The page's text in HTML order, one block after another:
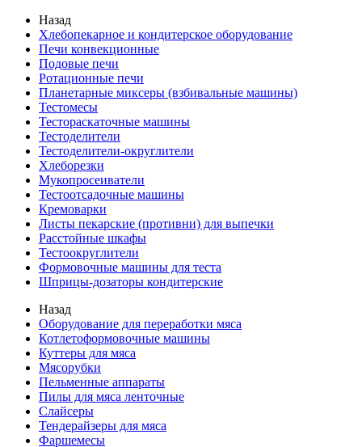
Назад
Хлебопекарное и кондитерское оборудование
Печи конвекционные
Подовые печи
Ротационные печи
Планетарные миксеры (взбивальные машины)
Тестомесы
Тестораскаточные машины
Тестоделители
Тестоделители-округлители
Хлеборезки
Мукопросеиватели
Тестоотсадочные машины
Кремоварки
Листы пекарские (противни) для выпечки
Расстойные шкафы
Тестоокруглители
Формовочные машины для теста
Шприцы-дозаторы кондитерские
Назад
Оборудование для переработки мяса
Котлетоформовочные машины
Куттеры для мяса
Мясорубки
Пельменные аппараты
Пилы для мяса ленточные
Слайсеры
Тендерайзеры для мяса
Фаршемесы